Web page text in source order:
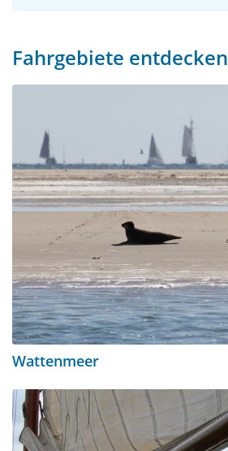
Fahrgebiete entdecken
Wattenmeer